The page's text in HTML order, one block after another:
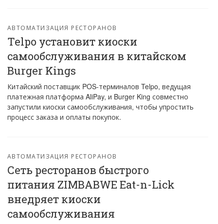
АВТОМАТИЗАЦИЯ РЕСТОРАНОВ
Telpo установит киоски
самообслуживания в китайском
Burger Kings
Китайский поставщик POS-терминалов Telpo, ведущая
платежная платформа AliPay, и Burger King совместно
запустили киоски самообслуживания, чтобы упростить
процесс заказа и оплаты покупок.
АВТОМАТИЗАЦИЯ РЕСТОРАНОВ
Сеть ресторанов быстрого
питания ZIMBABWE Eat-n-Lick
внедряет киоски
самообслуживания